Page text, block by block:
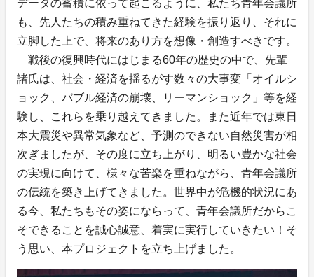
データの蓄積に依って起こるように、私たち青年会議所
も、先人たちの積み重ねてきた経験を振り返り、それに
立脚した上で、将来のあり方を想像・創造すべきです。
戦後の復興時代にはじまる60年の歴史の中で、先輩
諸氏は、社会・経済を揺るがす数々の大事変「オイルシ
ョック、バブル経済の崩壊、リーマンショック」等を経
験し、これらを乗り越えてきました。また近年では東日
本大震災や異常気象など、予測のできない自然災害が相
次ぎましたが、その度に立ち上がり、明るい豊かな社会
の実現に向けて、様々な苦楽を重ねながら、青年会議所
の伝統を築き上げてきました。世界中が危機的状況にあ
る今、私たちもその姿にならって、青年会議所だからこ
そできることを誠心誠意、着実に実行していきたい！そ
う思い、本プロジェクトを立ち上げました。